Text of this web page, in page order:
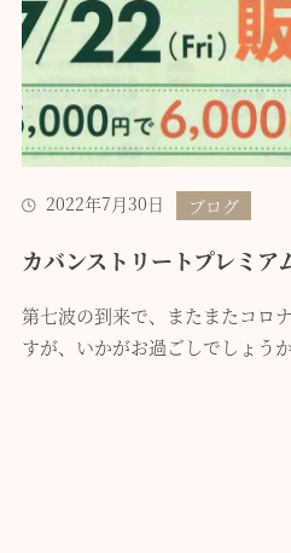
2022年7月30日 ブログ
カバンストリートプレミア
第七波の到来で、またまたコロ
すが、いかがお過ごしでしょう